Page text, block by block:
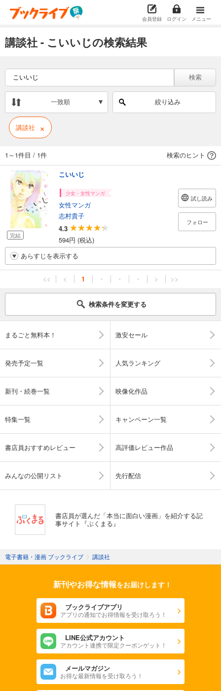
会員登録 ログイン メニュー
講談社 - こいいじの検索結果
検索
一致順 絞り込み
講談社 ×
1～1件目 / 1件 検索のヒント
完結
こいいじ
少女・女性マンガ
女性マンガ
志村貴子
4.3
594円 (税込)
試し読み
フォロー
あらすじを表示する
<< < 1 ・ ・ ・ > >>
検索条件を変更する
まるごと無料本！ 激安セール
発売予定一覧 人気ランキング
新刊・続巻一覧 映像化作品
特集一覧 キャンペーン一覧
書店員おすすめレビュー 高評価レビュー作品
みんなの公開リスト 先行配信
書店員が選んだ「本当に面白い漫画」を紹介する記
事サイト『ぶくまる』
電子書籍・漫画 ブックライブ 〉 講談社
新刊やお得な情報をお届けします！
ブックライブアプリ
アプリの通知でお得情報を受け取ろう！
LINE公式アカウント
アカウント連携で限定クーポンゲット！
メールマガジン
お得な最新情報を受け取ろう！